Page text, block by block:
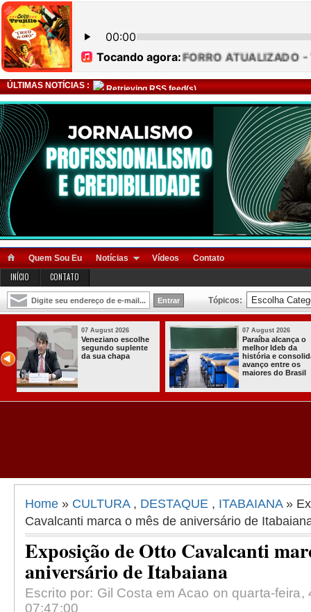
ÚLTIMAS NOTÍCIAS : Retrieving RSS feed(s)
Quem Sou Eu Notícias Vídeos Contato
INÍCIO CONTATO
Tópicos:
07 August 2026
Homem é preso
com armas,
munições e
03 August 2026
Itabaiana
a primeira
Comunitária
Solidária a
Comunidade
Home » CULTURA, DESTAQUE , ITABAIANA»
Cavalcanti marca o mês de aniversário de
Exposição de Otto Cavalcanti
aniversário de Itabaiana
Escrito por: Gil Costa em Acao on quarta-feira,
07:47:00